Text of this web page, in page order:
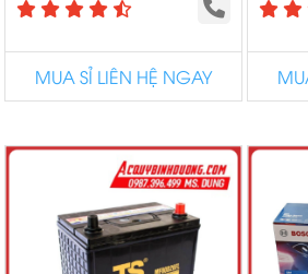
MUA SỈ LIÊN HỆ NGAY